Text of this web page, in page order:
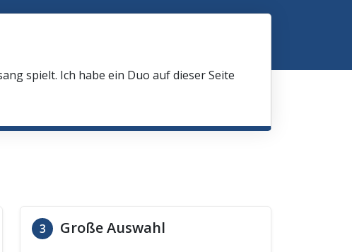
spielt. Ich habe ein Duo auf dieser Seite
3 Große Auswahl